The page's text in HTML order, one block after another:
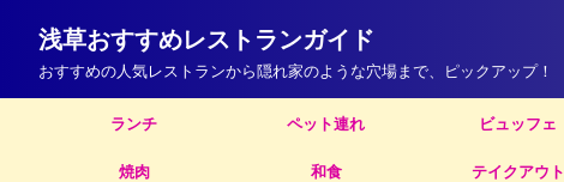
浅草おすすめレストランガイド
おすすめの人気レストランから隠れ家のような穴場まで、ピックアップ！
ランチ ペット連れ ビュッフェ
焼肉 和食 テイクアウト